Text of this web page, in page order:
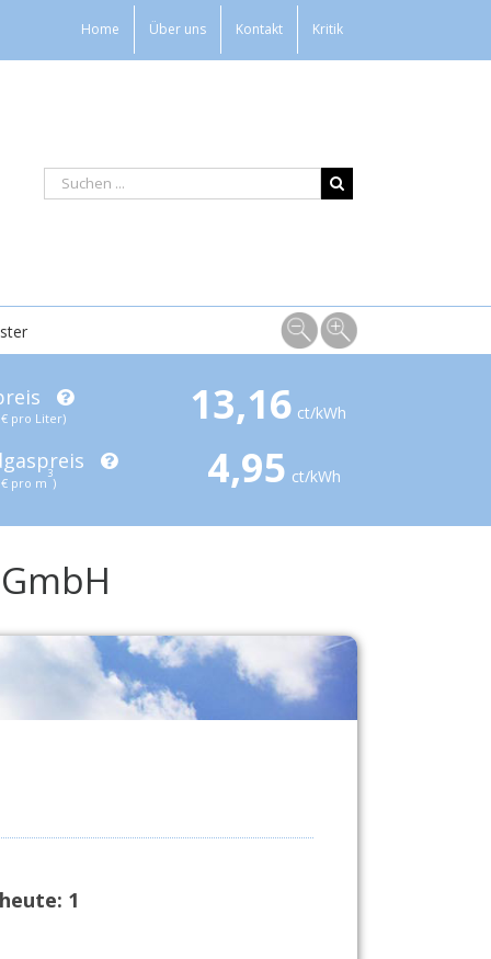
Home Über uns Kontakt Kritik
pro Liter) 13,16 ct/kWh
€ pro m
3
) 4,95 ct/kWh
1